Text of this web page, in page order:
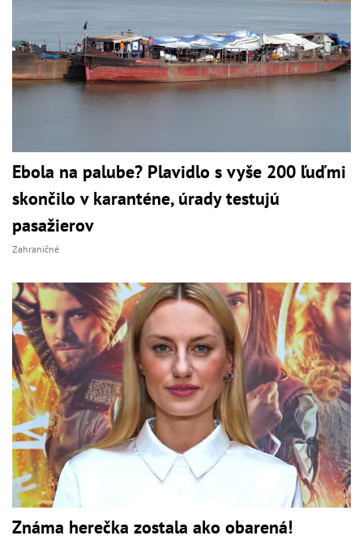
Ebola na palube? Plavidlo s vyše 200 ľuďmi
skončilo v karanténe, úrady testujú
pasažierov
Zahraničné
Známa herečka zostala ako obarená!